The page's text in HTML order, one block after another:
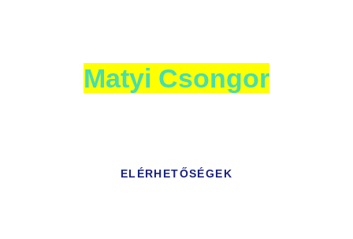
Matyi Csongor
ELÉRHETŐSÉGEK